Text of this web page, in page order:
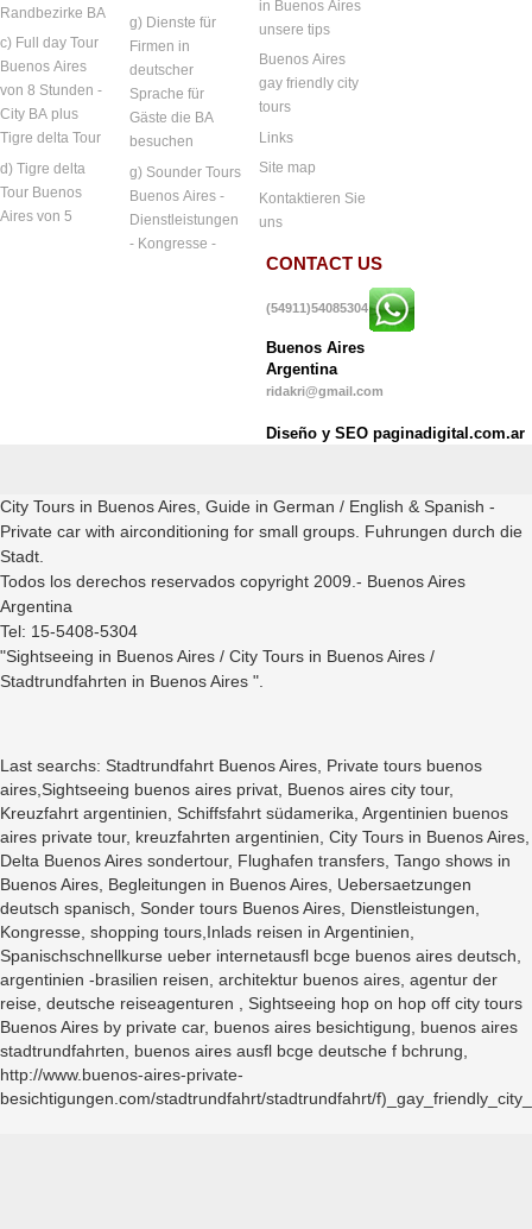
Randbezirke BA
c) Full day Tour
Buenos Aires
von 8 Stunden -
City BA plus
Tigre delta Tour
d) Tigre delta
Tour Buenos
Aires von 5
g) Dienste für
Firmen in
deutscher
Sprache für
Gäste die BA
besuchen
g) Sounder Tours
Buenos Aires -
Dienstleistungen
- Kongresse -
in Buenos Aires
unsere tips
Buenos Aires
gay friendly city
tours
Links
Site map
Kontaktieren Sie
uns
CONTACT US
(54911)54085304
Buenos Aires
Argentina
ridakri@gmail.com
Diseño y SEO paginadigital.com.ar
City Tours in Buenos Aires, Guide in German / English & Spanish -
Private car with airconditioning for small groups. Fuhrungen durch die
Stadt.
Todos los derechos reservados copyright 2009.- Buenos Aires
Argentina
Tel: 15-5408-5304
"Sightseeing in Buenos Aires / City Tours in Buenos Aires /
Stadtrundfahrten in Buenos Aires ".
Last searchs: Stadtrundfahrt Buenos Aires, Private tours buenos
aires,Sightseeing buenos aires privat, Buenos aires city tour,
Kreuzfahrt argentinien, Schiffsfahrt südamerika, Argentinien buenos
aires private tour, kreuzfahrten argentinien, City Tours in Buenos Aires,
Delta Buenos Aires sondertour, Flughafen transfers, Tango shows in
Buenos Aires, Begleitungen in Buenos Aires, Uebersaetzungen
deutsch spanisch, Sonder tours Buenos Aires, Dienstleistungen,
Kongresse, shopping tours,Inlads reisen in Argentinien,
Spanischschnellkurse ueber internetausfl bcge buenos aires deutsch,
argentinien -brasilien reisen, architektur buenos aires, agentur der
reise, deutsche reiseagenturen , Sightseeing hop on hop off city tours
Buenos Aires by private car, buenos aires besichtigung, buenos aires
stadtrundfahrten, buenos aires ausfl bcge deutsche f bchrung,
http://www.buenos-aires-private-
besichtigungen.com/stadtrundfahrt/stadtrundfahrt/